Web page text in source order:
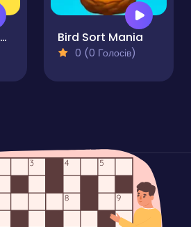
Collection Of Classic Puzzles - 2048 - 10x10 Bird Sort Mania
0 (0 Голосів)